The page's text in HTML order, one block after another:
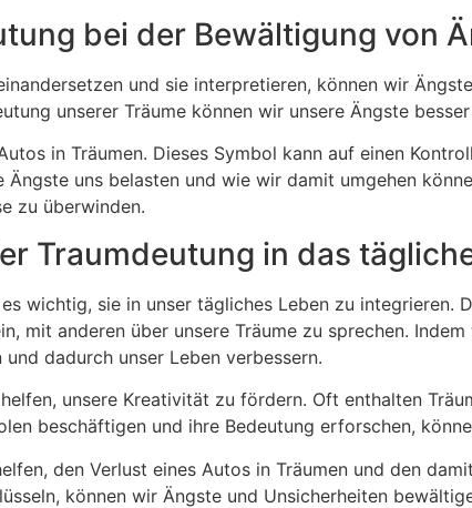
bei der Bewältigung von
und sie interpretieren, können wir
unserer Träume können wir unsere Ängste
in Träumen. Dieses Symbol kann auf einen
uns belasten und wie wir damit umgehen
zu überwinden.
Traumdeutung in das
wichtig, sie in unser tägliches Leben zu integrieren.
mit anderen über unsere Träume zu sprechen.
dadurch unser Leben verbessern.
unsere Kreativität zu fördern. Oft enthalten
beschäftigen und ihre Bedeutung erforschen,
den Verlust eines Autos in Träumen und den
können wir Ängste und Unsicherheiten